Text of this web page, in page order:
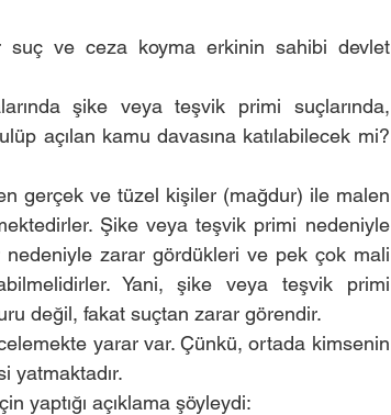
suç ve ceza koyma erkinin sahibi devlet
şike veya teşvik primi suçlarında,
açılan kamu davasına katılabilecek mi?
gerçek ve tüzel kişiler (mağdur) ile malen
Şike veya teşvik primi nedeniyle
zarar gördükleri ve pek çok mali
Yani, şike veya teşvik primi
değil, fakat suçtan zarar görendir.
yarar var. Çünkü, ortada kimsenin
yatmaktadır.
yaptığı açıklama şöyleydi: